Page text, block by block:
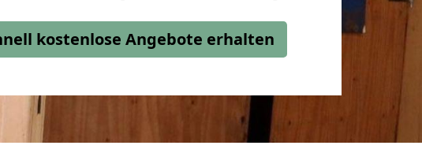
kostenlose Angebote erhalten